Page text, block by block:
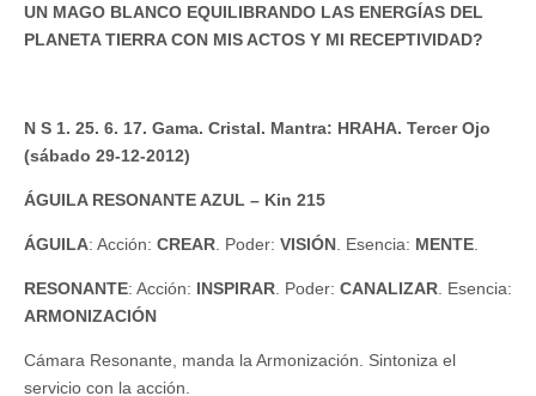
UN MAGO BLANCO EQUILIBRANDO LAS ENERGÍAS DEL
PLANETA TIERRA CON MIS ACTOS Y MI RECEPTIVIDAD?
N S 1. 25. 6. 17. Gama. Cristal. Mantra: HRAHA. Tercer Ojo
(sábado 29-12-2012)
ÁGUILA RESONANTE AZUL – Kin 215
ÁGUILA: Acción: CREAR . Poder: VISIÓN . Esencia: MENTE
RESONANTE: Acción: INSPIRAR . Poder: CANALIZAR . Esencia:
ARMONIZACIÓN
Cámara Resonante, manda la Armonización. Sintoniza el
servicio con la acción.